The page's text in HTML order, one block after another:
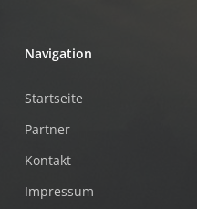
Navigation
Startseite
Partner
Kontakt
Impressum